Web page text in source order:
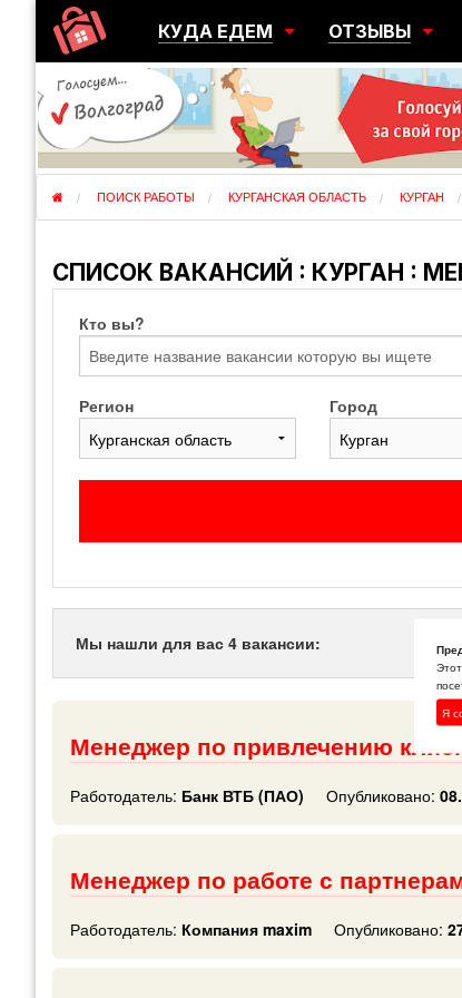
КУДА ЕДЕМ
ГОРОДА
РЕГИОНЫ
ОТЗЫВЫ
ПЕРЕЕЗДЫ
ЭМИГРАЦИЯ
ПОИСК РАБОТЫ КУРГАНСКАЯ ОБЛАСТЬ КУРГАН
СПИСОК ВАКАНСИЙ : КУРГАН :
Кто вы?
Регион Город
Мы нашли для вас 4 вакансии:
Менеджер по привлечению
Работодатель: Банк ВТБ (ПАО) Опубликовано:
Менеджер по работе с
Работодатель: Компания maxim Опубликовано:
Я